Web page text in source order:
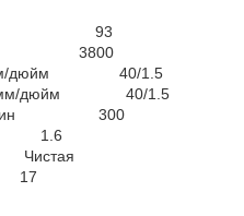
см3 93
мин 3800
мм/дюйм 40/1.5
мм/дюйм 40/1.5
л/мин 300
1.6